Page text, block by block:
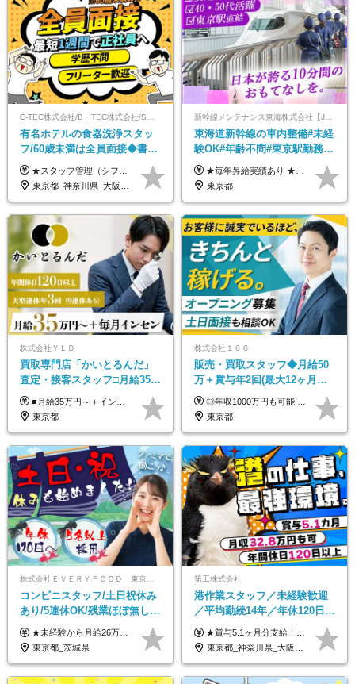
有名ホテルの食器洗浄スタッ
フ/60歳未満は全員面接◆書類
選考なし◆ブランクOK◆月25
万～ ◆40～50代活躍
★スタッフ管理（シフト調整など）の経験があれば【月給28万円以上】 ★賞与支給実績：基本給の2ヶ月分～3ヶ月分 ＝＝ライフスタイルに合わせて働き方を選べます＝＝ ■正社員 ＜未経験者＞月給25万円～35万円＋賞与年2回 ＜経験者＞月給28万円～35万円＋賞与年2回 ※経験やスキルに応じて決定します ※残業代全額支給 ※試用期間（3ヶ月間）中の雇用形態や待遇に差異はありません ※正社員の場合、転勤の可能性あり ■契約社員 月給22万円～＋残業代全額支給 ※契約社員の場合、賞与の支給および転勤の可能性はありません ※勤務時間や勤務日数の希望があればご相談に応じます ※試用期間なし ※契約の更新 有(勤務状況により判断する) 更新上限 有(通算契約期間の上限 1年/更新回数の上限 なし)
東京都_神奈川県_大阪府_愛知県_北海道_京都府_福岡県_沖縄県
東海道新幹線の車内整備#未経
験OK#年齢不問#東京駅勤務
#59歳まで正社員登用可＆登用
実績多数！
★毎年昇給実績あり ★入社3年で430万円も可(正社員登用された場合) ■入社時月収例：25万2840円(1万2040円×21日)＋賞与支給実績有（年2回・2025年度） 日給1万2040円 ※別途「超過勤務手当、祝繁手当、特殊手当」の支給有 ※試用期間中（2ヶ月）の待遇・雇用形態に差異はございません
東京都
株式会社ＹＬＤ
買取専⾨店「かいとるんだ」
査定・接客スタッフ□⽉給35万
円以上＋毎⽉インセン□年休
120日以上□土日休み
■月給35万円～＋インセンティブ＋各種手当 ※固定残業代（月45時間分87,600円～）を含む。超過した場合は別途残業代を支給いたします ※経験・年齢などを考慮の上、決定します ※試用期間3ヶ月あり（待遇に変動なし）
東京都
株式会社１６６
販売・買取スタッフ◆月給50
万＋賞与年2回(最大12ヶ月分
支給)◆前職給与保証◆年収
1000万可◆オープニング
◎年収1000万円も可能 ◎複雑な条件やノルマは一切なし！ 頑張った分だけシンプルに還元される給与体系です。 経験者の方には「前職給与保証」をお約束します！ ■月給50万円～80万円（役職手当を含む） ★平均月収：60～70万円程度 ★「〇件以上で支給」といった複雑な条件やノルマの縛りは一切ありません。 お客様に寄り添い、利益が出た分はしっかりとあなたの給与へ還元します！ ※経験・能力を考慮のうえ決定します。 ※試用期間3ヶ月あり。その間の待遇・給与に差異はありません。 ※上記の金額は固定残業代（20時間/5万円～）含んだ金額です。 超過分は別途記載します。
東京都
株式会社ＥＶＥＲＹＦＯＯＤ 東京本社
コンビニスタッフ/土日祝休み
あり/5連休OK/残業ほぼ無し/
賞与年2回/トイレ掃除・夜勤
無し/面接1回
★未経験から月給26万円スタート！ ★毎年1回（12月）の昇給＋賞与（年2回）で給与にしっかり反映！ 月給26万円＋賞与年2回＋交通費全額支給 ※リーダー・店長昇格後は基本給2万円UP＋役職手当支給 ※経験・スキルを考慮の上、決定します ※上記金額には固定残業代（21時間分・3万7300円以上）を含みます。超過分は別途全額支給します ※試用期間3ヶ月間あり（期間中の給与・待遇に差異はありません）
東京都_茨城県
第工株式会社
港作業スタッフ／未経験歓迎
／平均勤続14年／年休120日以
上／食事手当・家族手当あり
／賞与5.1ヶ月分
★賞与5.1ヶ月分支給！ ★入社3年目・30代で年収730万円の先輩も活躍中！ ★入社1年目・20代で月収29万円の実績あり 月給：22.5万円～30.5万円＋各種手当＋賞与年2回＋残業代全額支給 ※経験・能力などを考慮のうえ決定します ※上記月給には食事手当(5000円／月）を含みます ※残業代は分単位で100％支給いたします ※試用期間3ヶ月。その間の給与・待遇に差異はありません 【月収例】 ◆33.5万円／31歳 入社7か月 ◆38.5万円／32歳 入社1年目 ◆48.4万円／44歳 入社12年目 ※経験・能力などを考慮のうえ決定 ※月収・給与例には休日手当も含みます 【手当詳細】 ◆交通費規定支給（上限3万5000円／月） ◆時間外手当全額支給 ◆休日出勤手当 ◆港湾住宅あり（1R・2万円台～） ◆資格取得支援制度：全額負担 ◆地域手当：関東地区1万円／月
東京都_神奈川県_大阪府_愛知県_兵庫県